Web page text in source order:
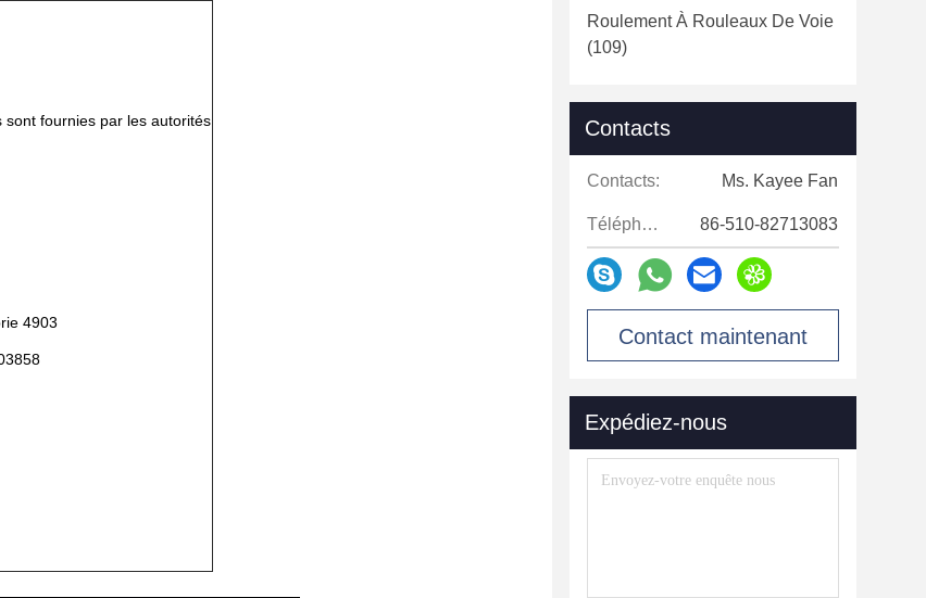
sont fournies par les autorités
4903
Roulement À Rouleaux De Voie
(109)
Contacts
Contacts: Ms. Kayee Fan
Téléphone: 86-510-82713083
Contact maintenant
Expédiez-nous